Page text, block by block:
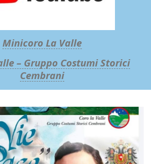
Minicoro La Valle
– Gruppo Costumi Storici
Cembrani